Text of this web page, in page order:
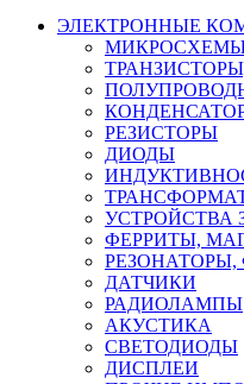
ЭЛЕКТРОННЫЕ
РЕЗИСТОРЫ
ДИОДЫ
УСТРОЙСТВА
ФЕРРИТЫ,
РЕЗОНАТОРЫ,
ДАТЧИКИ
РАДИОЛАМПЫ
АКУСТИКА
СВЕТОДИОДЫ
ДИСПЛЕИ